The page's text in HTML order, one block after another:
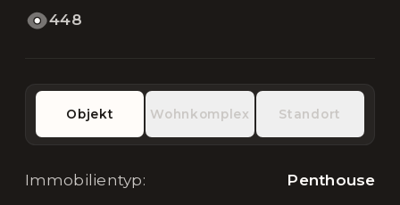
448
Objekt Wohnkomplex Standort
Immobilientyp: Penthouse